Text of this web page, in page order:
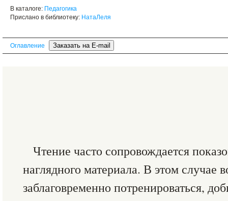
В каталоге: Педагогика
Прислано в библиотеку: НатаЛеля
Оглавление
Чтение часто сопровождается
наглядного материала. В этом случае
заблаговременно потренироваться,